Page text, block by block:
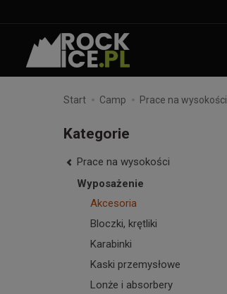
Start Camp Prace na wysokości
Kategorie
Prace na wysokości
Wyposażenie
Akcesoria
Bloczki, krętliki
Karabinki
Kaski przemysłowe
Lonże i absorbery